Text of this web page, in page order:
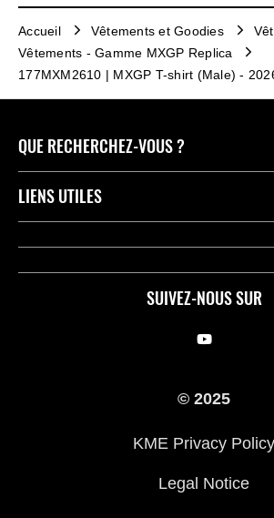
Accueil Vêtements et Goodies
Vêtements - Gamme MXGP Replica
177MXM2610 | MXGP T-shirt (Male) -
SUIVEZ-NOUS SUR
QUE RECHERCHEZ-VOUS ?
Motos
Compétition
LIENS UTILES
Press
© 2025
KME Privacy Policy
Legal Notice